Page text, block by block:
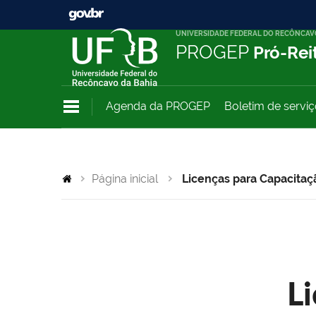
UNIVERSIDADE FEDERAL DO
PROGEP Pró-
Agenda da PROGEP Boletim de
Página inicial Licenças para